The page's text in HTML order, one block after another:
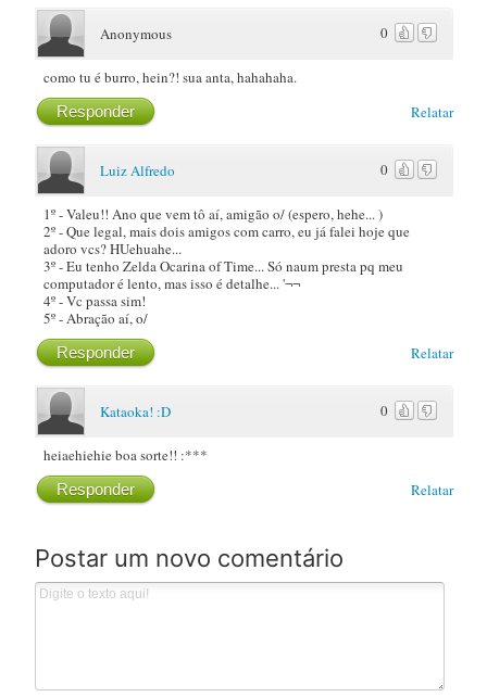
0
Anonymous
como tu é burro, hein?! sua anta, hahahaha.
Relatar
Responder
0
Luiz Alfredo
1º - Valeu!! Ano que vem tô aí, amigão o/ (espero, hehe... )
2º - Que legal, mais dois amigos com carro, eu já falei hoje que
adoro vcs? HUehuahe...
3º - Eu tenho Zelda Ocarina of Time... Só naum presta pq meu
computador é lento, mas isso é detalhe... '¬¬
4º - Vc passa sim!
5º - Abração aí, o/
Relatar
Responder
0
Kataoka! :D
heiaehiehie boa sorte!! :***
Relatar
Responder
Postar um novo comentário